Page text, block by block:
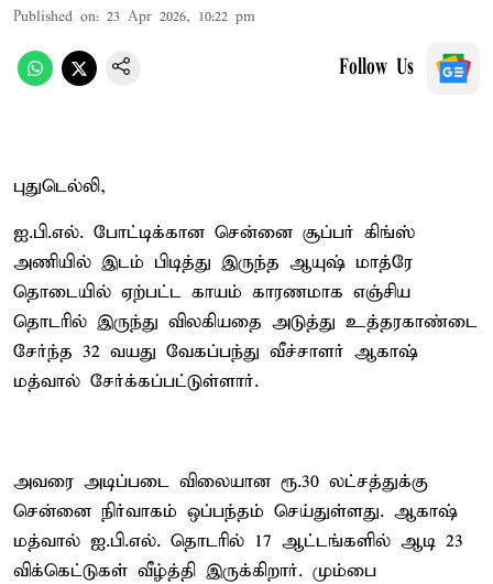
Published on: 23 Apr 2026, 10:22 pm
Follow Us
புதுடெல்லி,
ஐ.பி.எல். போட்டிக்கான சென்னை சூப்பர் கிங்ஸ்
அணியில் இடம் பிடித்து இருந்த ஆயுஷ் மாத்ரே
தொடையில் ஏற்பட்ட காயம் காரணமாக எஞ்சிய
தொடரில் இருந்து விலகியதை அடுத்து உத்தரகாண்டை
சேர்ந்த 32 வயது வேகப்பந்து வீச்சாளர் ஆகாஷ்
மத்வால் சேர்க்கப்பட்டுள்ளார்.
அவரை அடிப்படை விலையான ரூ.30 லட்சத்துக்கு
சென்னை நிர்வாகம் ஒப்பந்தம் செய்துள்ளது. ஆகாஷ்
மத்வால் ஐ.பி.எல். தொடரில் 17 ஆட்டங்களில் ஆடி 23
விக்கெட்டுகள் வீழ்த்தி இருக்கிறார். மும்பை